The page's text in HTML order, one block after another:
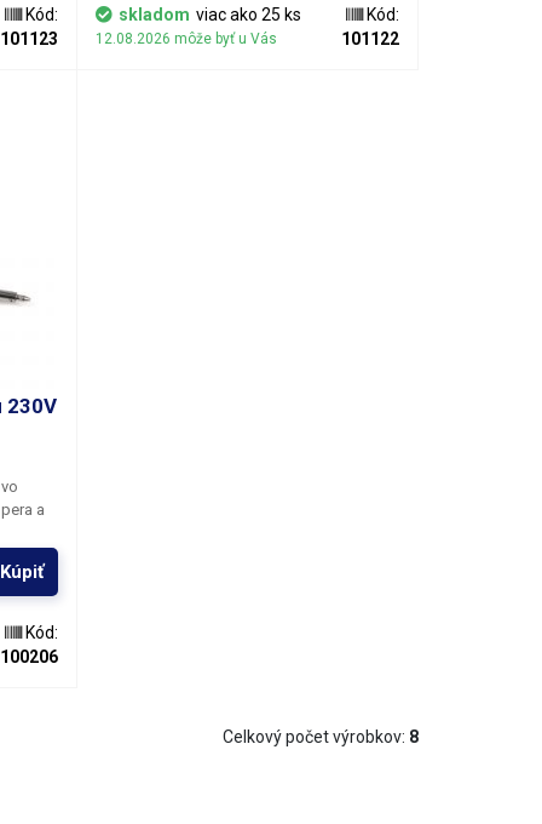
pre
Kód:
101123
obvodov. Dĺžka odsávacieho lanka je pre
všetky šírky rovnaká a je cca 1,5 metra.
skladom viac ako 25 ks
12.08.2026 môže byť u Vás
Kód:
101122
230V
a
cínu.
Kúpiť
Kód:
100206
Celkový počet výrobkov: 8